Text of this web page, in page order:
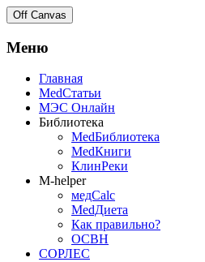
Off Canvas
Меню
Главная
MedСтатьи
МЭС Онлайн
Библиотека
MedБиблиотека
MedКниги
КлинРеки
M-helper
медCalc
MedДиета
Как правильно?
ОСВН
СОРЛЕС